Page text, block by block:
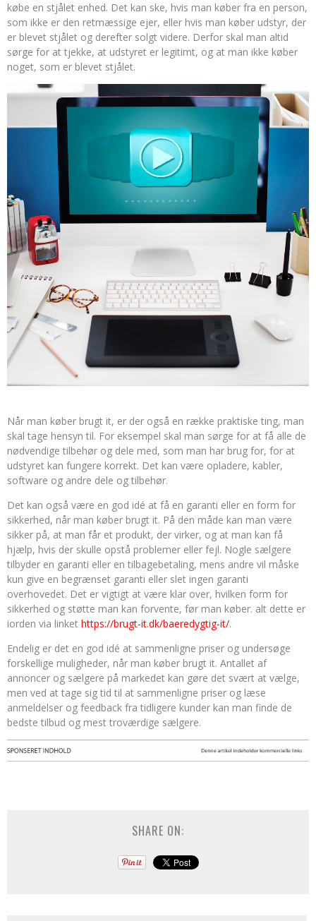
købe en stjålet enhed. Det kan ske, hvis man køber fra en person,
som ikke er den retmæssige ejer, eller hvis man køber udstyr, der
er blevet stjålet og derefter solgt videre. Derfor skal man altid
sørge for at tjekke, at udstyret er legitimt, og at man ikke køber
noget, som er blevet stjålet.
Når man køber brugt it, er der også en række praktiske ting, man
skal tage hensyn til. For eksempel skal man sørge for at få alle de
nødvendige tilbehør og dele med, som man har brug for, for at
udstyret kan fungere korrekt. Det kan være opladere, kabler,
software og andre dele og tilbehør.
Det kan også være en god idé at få en garanti eller en form for
sikkerhed, når man køber brugt it. På den måde kan man være
sikker på, at man får et produkt, der virker, og at man kan få
hjælp, hvis der skulle opstå problemer eller fejl. Nogle sælgere
tilbyder en garanti eller en tilbagebetaling, mens andre vil måske
kun give en begrænset garanti eller slet ingen garanti
overhovedet. Det er vigtigt at være klar over, hvilken form for
sikkerhed og støtte man kan forvente, før man køber. alt dette er
iorden via linket https://brugt-it.dk/baeredygtig-it/.
Endelig er det en god idé at sammenligne priser og undersøge
forskellige muligheder, når man køber brugt it. Antallet af
annoncer og sælgere på markedet kan gøre det svært at vælge,
men ved at tage sig tid til at sammenligne priser og læse
anmeldelser og feedback fra tidligere kunder kan man finde de
bedste tilbud og mest troværdige sælgere.
SHARE ON: